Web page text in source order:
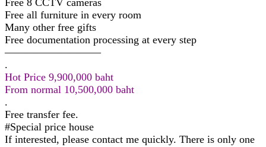
Free all furniture in every room
Many other free gifts
Free documentation processing at every step
—————————
.
Hot Price 9,900,000 baht
From normal 10,500,000 baht
.
Free transfer fee.
#Special price house
If interested, please contact me quickly. There is only one